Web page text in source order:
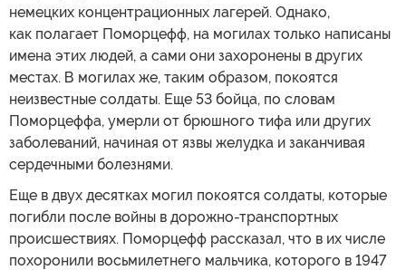
немецких концентрационных лагерей. Однако,
как полагает Поморцефф, на могилах только написаны
имена этих людей, а сами они захоронены в других
местах. В могилах же, таким образом, покоятся
неизвестные солдаты. Еще 53 бойца, по словам
Поморцеффа, умерли от брюшного тифа или других
заболеваний, начиная от язвы желудка и заканчивая
сердечными болезнями.
Еще в двух десятках могил покоятся солдаты, которые
погибли после войны в дорожно-транспортных
происшествиях. Поморцефф рассказал, что в их числе
похоронили восьмилетнего мальчика, которого в 1947